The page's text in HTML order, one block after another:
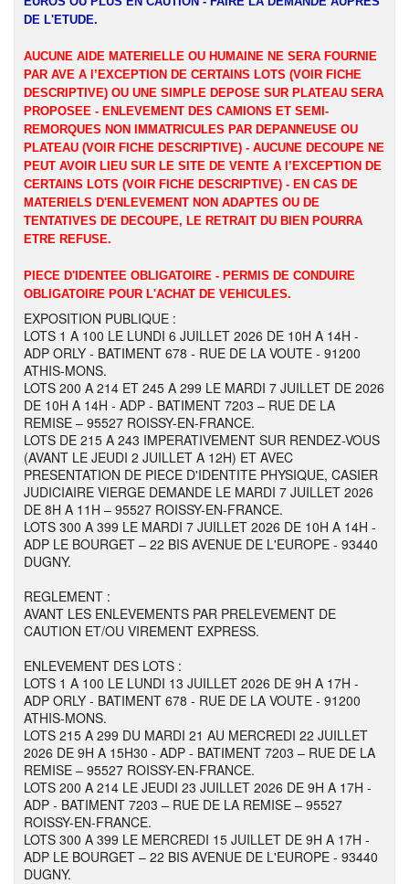
DE L'ETUDE.
AUCUNE AIDE MATERIELLE OU HUMAINE NE SERA FOURNIE
PAR AVE A l’EXCEPTION DE CERTAINS LOTS (VOIR FICHE
DESCRIPTIVE) OU UNE SIMPLE DEPOSE SUR PLATEAU SERA
PROPOSEE - ENLEVEMENT DES CAMIONS ET SEMI-
REMORQUES NON IMMATRICULES PAR DEPANNEUSE OU
PLATEAU (VOIR FICHE DESCRIPTIVE) - AUCUNE DECOUPE NE
PEUT AVOIR LIEU SUR LE SITE DE VENTE A l’EXCEPTION DE
CERTAINS LOTS (VOIR FICHE DESCRIPTIVE) - EN CAS DE
MATERIELS D'ENLEVEMENT NON ADAPTES OU DE
TENTATIVES DE DECOUPE, LE RETRAIT DU BIEN POURRA
ETRE REFUSE.
PIECE D'IDENTEE OBLIGATOIRE - PERMIS DE CONDUIRE
OBLIGATOIRE POUR L'ACHAT DE VEHICULES.
EXPOSITION PUBLIQUE :
LOTS 1 A 100 LE LUNDI 6 JUILLET 2026 DE 10H A 14H -
ADP ORLY - BATIMENT 678 - RUE DE LA VOUTE - 91200
ATHIS-MONS.
LOTS 200 A 214 ET 245 A 299 LE MARDI 7 JUILLET DE 2026
DE 10H A 14H - ADP - BATIMENT 7203 – RUE DE LA
REMISE – 95527 ROISSY-EN-FRANCE.
LOTS DE 215 A 243 IMPERATIVEMENT SUR RENDEZ-VOUS
(AVANT LE JEUDI 2 JUILLET A 12H) ET AVEC
PRESENTATION DE PIECE D'IDENTITE PHYSIQUE, CASIER
JUDICIAIRE VIERGE DEMANDE LE MARDI 7 JUILLET 2026
DE 8H A 11H – 95527 ROISSY-EN-FRANCE.
LOTS 300 A 399 LE MARDI 7 JUILLET 2026 DE 10H A 14H -
ADP LE BOURGET – 22 BIS AVENUE DE L'EUROPE - 93440
DUGNY.
REGLEMENT :
AVANT LES ENLEVEMENTS PAR PRELEVEMENT DE
CAUTION ET/OU VIREMENT EXPRESS.
ENLEVEMENT DES LOTS :
LOTS 1 A 100 LE LUNDI 13 JUILLET 2026 DE 9H A 17H -
ADP ORLY - BATIMENT 678 - RUE DE LA VOUTE - 91200
ATHIS-MONS.
LOTS 215 A 299 DU MARDI 21 AU MERCREDI 22 JUILLET
2026 DE 9H A 15H30 - ADP - BATIMENT 7203 – RUE DE LA
REMISE – 95527 ROISSY-EN-FRANCE.
LOTS 200 A 214 LE JEUDI 23 JUILLET 2026 DE 9H A 17H -
ADP - BATIMENT 7203 – RUE DE LA REMISE – 95527
ROISSY-EN-FRANCE.
LOTS 300 A 399 LE MERCREDI 15 JUILLET DE 9H A 17H -
ADP LE BOURGET – 22 BIS AVENUE DE L'EUROPE - 93440
DUGNY.